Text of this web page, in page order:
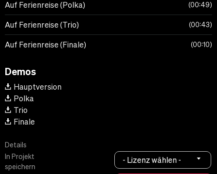
Auf Ferienreise (Polka) 00:49
Auf Ferienreise (Trio) 00:43
Auf Ferienreise (Finale) 00:10
Demos
Hauptversion
Polka
Trio
Finale
Details
In Projekt
speichern
- Lizenz wählen -